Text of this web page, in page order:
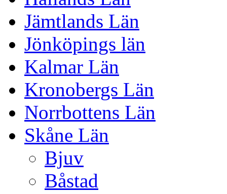
Jämtlands Län
Jönköpings län
Kalmar Län
Kronobergs Län
Norrbottens Län
Skåne Län
Bjuv
Båstad